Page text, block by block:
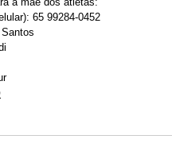
65 99284-0452